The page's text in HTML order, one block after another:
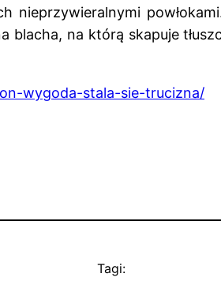
nieprzywieralnymi
blacha, na którą skapuje
wygoda-stala-sie-trucizna/
Tagi: